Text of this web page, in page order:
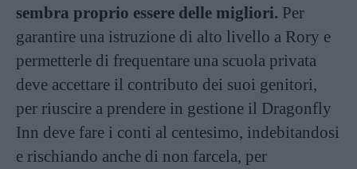
sembra proprio essere delle migliori. Per
garantire una istruzione di alto livello a Rory e
permetterle di frequentare una scuola privata
deve accettare il contributo dei suoi genitori,
per riuscire a prendere in gestione il Dragonfly
Inn deve fare i conti al centesimo, indebitandosi
e rischiando anche di non farcela, per